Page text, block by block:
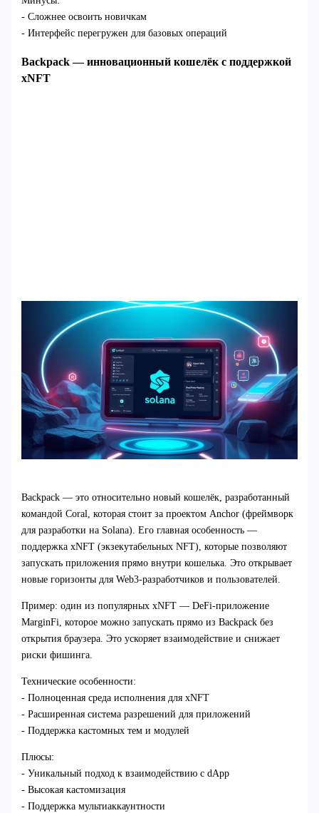
- Сложнее освоить новичкам
- Интерфейс перегружен для базовых операций
Backpack — инновационный кошелёк с поддержкой
xNFT
Backpack — это относительно новый кошелёк, разработанный
командой Coral, которая стоит за проектом Anchor (фреймворк
для разработки на Solana). Его главная особенность —
поддержка xNFT (экзекутабельных NFT), которые позволяют
запускать приложения прямо внутри кошелька. Это открывает
новые горизонты для Web3-разработчиков и пользователей.
Пример: один из популярных xNFT — DeFi-приложение
MarginFi, которое можно запускать прямо из Backpack без
открытия браузера. Это ускоряет взаимодействие и снижает
риски фишинга.
Технические особенности:
- Полноценная среда исполнения для xNFT
- Расширенная система разрешений для приложений
- Поддержка кастомных тем и модулей
Плюсы:
- Уникальный подход к взаимодействию с dApp
- Высокая кастомизация
- Поддержка мультиаккаунтности